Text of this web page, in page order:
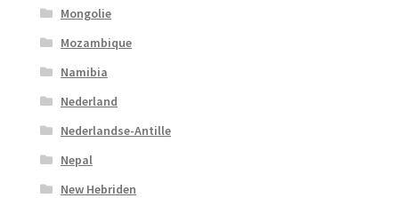
Mongolie
Mozambique
Namibia
Nederland
Nederlandse-Antille
Nepal
New Hebriden